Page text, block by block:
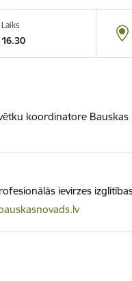
Laiks
16.30
koordinatore Bauskas
ievirzes